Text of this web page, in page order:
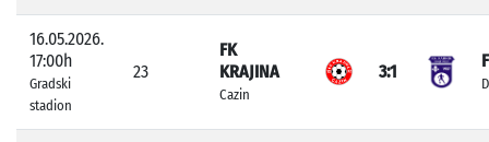
16.05.2026.
17:00h
Gradski
stadion
23
FK
KRAJINA
Cazin
3:1